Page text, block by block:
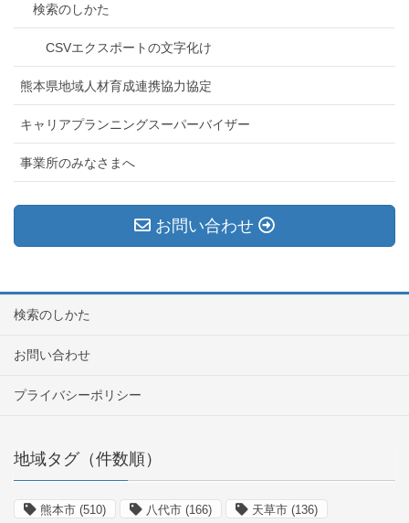
検索のしかた
CSVエクスポートの文字化け
熊本県地域人材育成連携協力協定
キャリアプランニングスーパーバイザー
事業所のみなさまへ
お問い合わせ
検索のしかた
お問い合わせ
プライバシーポリシー
地域タグ（件数順）
熊本市 (510) 八代市 (166) 天草市 (136)